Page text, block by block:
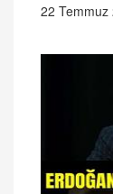
22 Temmuz